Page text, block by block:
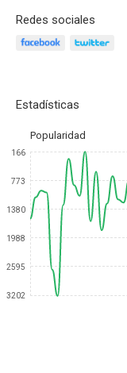
Redes sociales
Estadísticas
Popularidad
166
773
1380
1988
2595
3202